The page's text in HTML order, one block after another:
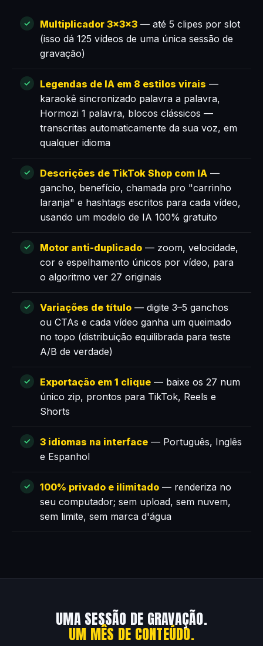
Multiplicador 3×3×3 — até 5 clipes por slot
(isso dá 125 vídeos de uma única sessão de
gravação)
Legendas de IA em 8 estilos virais —
karaokê sincronizado palavra a palavra,
Hormozi 1 palavra, blocos clássicos —
transcritas automaticamente da sua voz, em
qualquer idioma
Descrições de TikTok Shop com IA —
gancho, benefício, chamada pro "carrinho
laranja" e hashtags escritos para cada vídeo,
usando um modelo de IA 100% gratuito
Motor anti-duplicado — zoom, velocidade,
cor e espelhamento únicos por vídeo, para
o algoritmo ver 27 originais
Variações de título — digite 3–5 ganchos
ou CTAs e cada vídeo ganha um queimado
no topo (distribuição equilibrada para teste
A/B de verdade)
Exportação em 1 clique — baixe os 27 num
único zip, prontos para TikTok, Reels e
Shorts
3 idiomas na interface — Português, Inglês
e Espanhol
100% privado e ilimitado — renderiza no
seu computador; sem upload, sem nuvem,
sem limite, sem marca d'água
UMA SESSÃO DE GRAVAÇÃO.
UM MÊS DE CONTEÚDO.